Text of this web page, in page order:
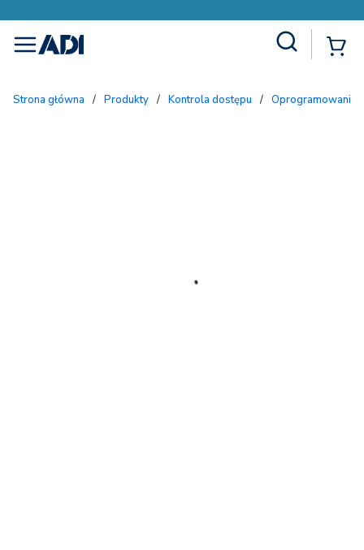
menu
Strona główna / Produkty / Kontrola dostępu / Oprogramowanie